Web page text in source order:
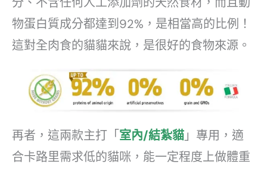
物蛋白質成分都達到92%，是相當高的比例！
這對全肉食的貓貓來說，是很好的食物來源。
再者，這兩款主打「 室內/結紮貓」專用，適
合卡路里需求低的貓咪，能一定程度上做體重